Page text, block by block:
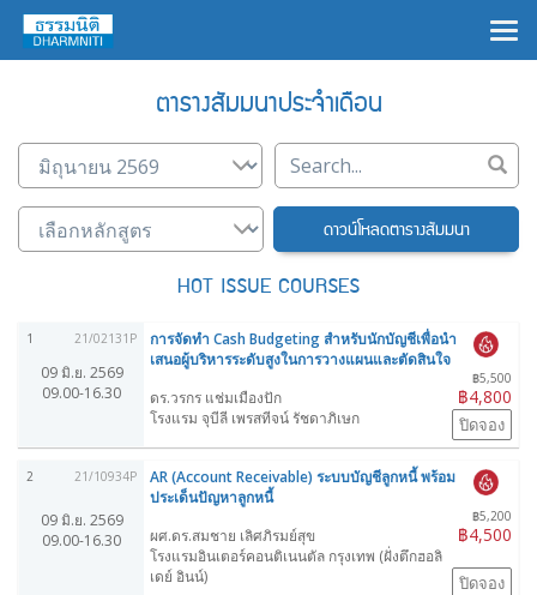
ตารางสัมมนาประจำเดือน
ดาวน์โหลดตารางสัมมนา
HOT ISSUE COURSES
1 21/02131P
09 มิ.ย. 2569
09.00-16.30
การจัดทำ Cash Budgeting สำหรับนักบัญชีเพื่อนำ
เสนอผู้บริหารระดับสูงในการวางแผนและตัดสินใจ
฿5,500
฿4,800
ดร.วรกร แช่มเมืองปัก
โรงแรม จุบีลี เพรสทีจน์ รัชดาภิเษก
ปิดจอง
2 21/10934P
09 มิ.ย. 2569
09.00-16.30
AR (Account Receivable) ระบบบัญชีลูกหนี้ พร้อม
ประเด็นปัญหาลูกหนี้
฿5,200
฿4,500
ผศ.ดร.สมชาย เลิศภิรมย์สุข
โรงแรมอินเตอร์คอนติเนนตัล กรุงเทพ (ฝั่งตึกฮอลิ
เดย์ อินน์)
ปิดจอง
×